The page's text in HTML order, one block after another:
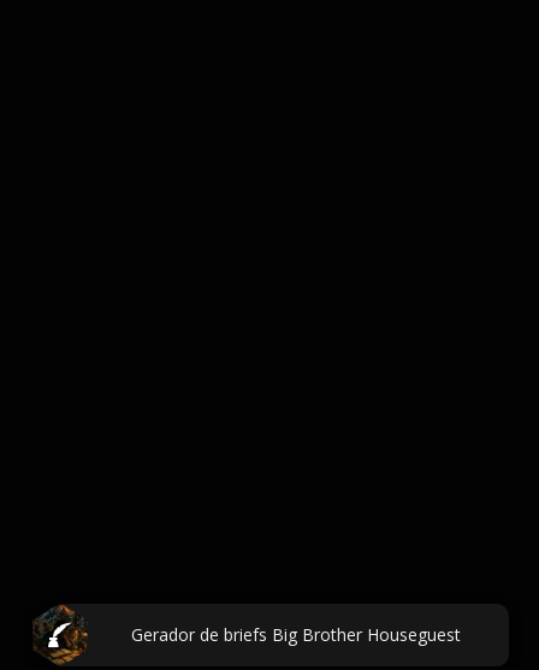
Gerador de briefs Big Brother Houseguest